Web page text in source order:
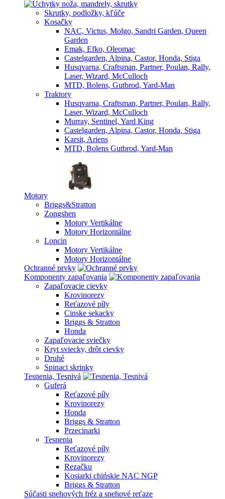
Skrutky, podložky, kľúče
Kosačky
NAC, Victus, Molgo, Sandri Garden, Queen
Garden
Emak, Efko, Oleomac
Castelgarden, Alpina, Castor, Honda, Stiga
Husqvarna, Craftsman, Partner, Poulan, Rally,
Laser, Wizard, McCulloch
MTD, Bolens, Gutbrod, Yard-Man
Traktory
Husqvarna, Craftsman, Partner, Poulan, Rally,
Laser, Wizard, McCulloch
Murray, Sentinel, Yard King
Castelgarden, Alpina, Castor, Honda, Stiga
Karsit, Ariens
MTD, Bolens Gutbrod, Yard-Man
Motory
Briggs&Stratton
Zongshen
Motory Vertikálne
Motory Horizontálne
Loncin
Motory Vertikálne
Motory Horizontálne
Ochranné prvky
Komponenty zapaľovania
Zapaľovacie cievky
Krovinorezy
Reťazové píly
Cinske sekacky
Briggs & Stratton
Honda
Zapaľovacie sviečky
Kryt sviecky, drôt cievky
Druhé
Spinaci skrinky
Tesnenia, Tesnivá
Guferá
Reťazové píly
Krovinorezy
Honda
Briggs & Stratton
Przecinarki
Tesnenia
Reťazové píly
Krovinorezy
Rezačku
Kosiarki chińskie NAC NGP
Briggs & Stratton
Súčasti snehových fréz a snehové reťaze